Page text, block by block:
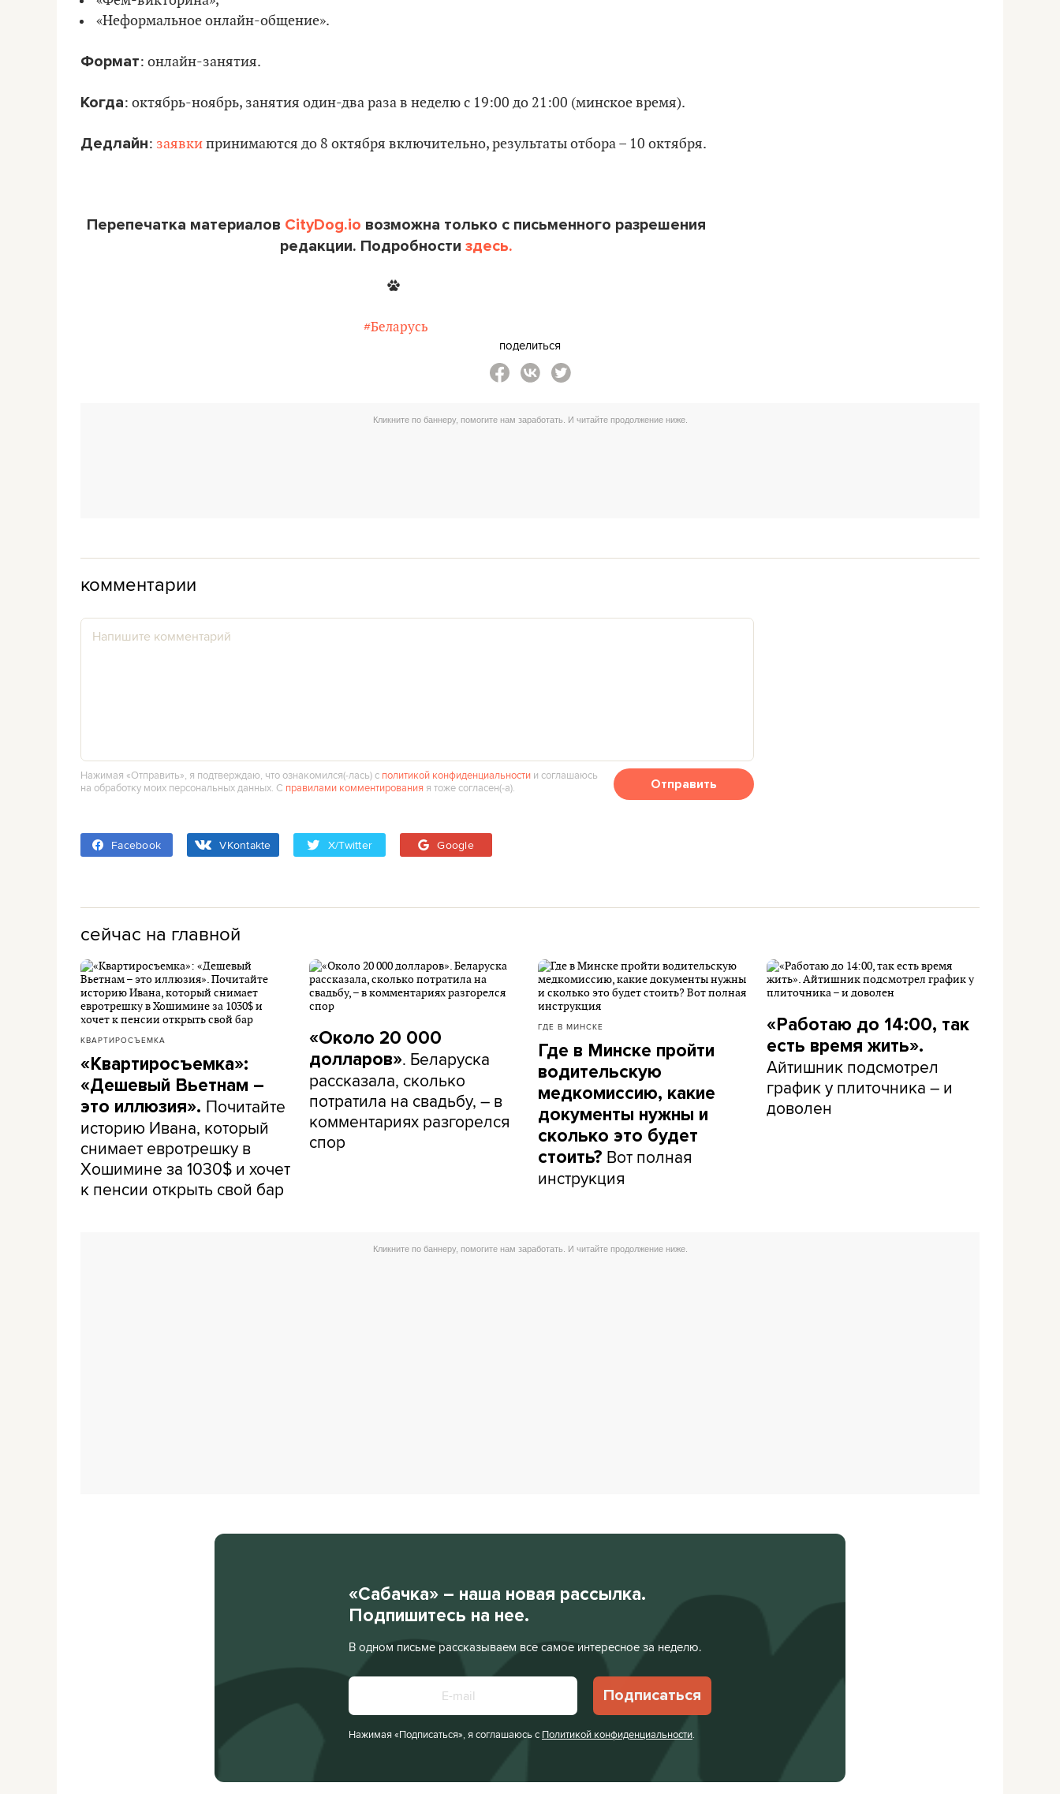
«Неформальное онлайн-общение».
Формат: онлайн-занятия.
Когда: октябрь-ноябрь, занятия один-два раза в неделю с 19:00 до 21:00 (минское время).
Дедлайн: заявкипринимаются до 8 октября включительно, результаты отбора – 10 октября.
Перепечатка материалов CityDog.io возможна только с письменного разрешения
редакции. Подробности здесь.
#Беларусь
поделиться
комментарии
Нажимая «Отправить», я подтверждаю, что ознакомился(‑лась) с политикой конфиденциальности и соглашаюсь
на обработку моих персональных данных. С правилами комментирования я тоже согласен(‑а). Отправить
Facebook VKontakte X/Twitter Google
сейчас на главной
КВАРТИРОСЪЕМКА
«Квартиросъемка»:
«Дешевый Вьетнам –
это иллюзия». Почитайте
историю Ивана, который
снимает евротрешку в
Хошимине за 1030$ и хочет
к пенсии открыть свой бар
«Около 20 000
долларов». Беларуска
рассказала, сколько
потратила на свадьбу, – в
комментариях разгорелся
спор
ГДЕ В МИНСКЕ
Где в Минске пройти
водительскую
медкомиссию, какие
документы нужны и
сколько это будет
стоить? Вот полная
инструкция
«Работаю до 14:00, так
есть время жить».
Айтишник подсмотрел
график у плиточника – и
доволен
«Сабачка» – наша новая рассылка.
Подпишитесь на нее.
В одном письме рассказываем все самое интересное за неделю.
Подписаться
Нажимая «Подписаться», я соглашаюсь с Политикой конфиденциальности